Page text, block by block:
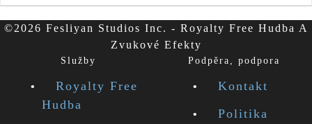
©2026 Fesliyan Studios Inc. - Royalty Free Hudba A
Zvukové Efekty
Služby
Royalty Free
Hudba
Podpěra, podpora
Kontakt
Politika